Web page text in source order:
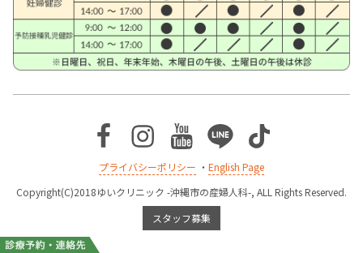
Facebook
Instagram
Youtube
LineTikTok
プライバシーポリシー ・ English Page
Copyright(C)2018ゆいクリニック -沖縄市の産婦人科-, ALL Rights Reserved.
スタッフ募集